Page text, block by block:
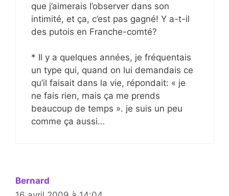
que j’aimerais l’observer dans son
intimité, et ça, c’est pas gagné! Y a-t-il
des putois en Franche-comté?
* Il y a quelques années, je fréquentais
un type qui, quand on lui demandais ce
qu’il faisait dans la vie, répondait: « je
ne fais rien, mais ça me prends
beaucoup de temps ». je suis un peu
comme ça aussi…
Bernard